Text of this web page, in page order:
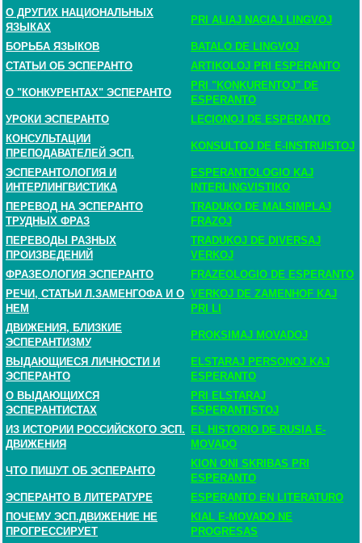
О ДРУГИХ НАЦИОНАЛЬНЫХ
ЯЗЫКАХ
PRI ALIAJ NACIAJ LINGVOJ
БОРЬБА ЯЗЫКОВ
BATALO DE LINGVOJ
СТАТЬИ ОБ ЭСПЕРАНТО
ARTIKOLOJ PRI ESPERANTO
О "КОНКУРЕНТАХ" ЭСПЕРАНТО
PRI "KONKURENTOJ" DE
ESPERANTO
УРОКИ ЭСПЕРАНТО
LECIONOJ DE ESPERANTO
КОНСУЛЬТАЦИИ
ПРЕПОДАВАТЕЛЕЙ ЭСП.
KONSULTOJ DE E-INSTRUISTOJ
ЭСПЕРАНТОЛОГИЯ И
ИНТЕРЛИНГВИСТИКА
ESPERANTOLOGIO KAJ
INTERLINGVISTIKO
ПЕРЕВОД НА ЭСПЕРАНТО
ТРУДНЫХ ФРАЗ
TRADUKO DE MALSIMPLAJ
FRAZOJ
ПЕРЕВОДЫ РАЗНЫХ
ПРОИЗВЕДЕНИЙ
TRADUKOJ DE DIVERSAJ
VERKOJ
ФРАЗЕОЛОГИЯ ЭСПЕРАНТО
FRAZEOLOGIO DE ESPERANTO
РЕЧИ, СТАТЬИ Л.ЗАМЕНГОФА И О
НЕМ
VERKOJ DE ZAMENHOF KAJ
PRI LI
ДВИЖЕНИЯ, БЛИЗКИЕ
ЭСПЕРАНТИЗМУ
PROKSIMAJ MOVADOJ
ВЫДАЮЩИЕСЯ ЛИЧНОСТИ И
ЭСПЕРАНТО
ELSTARAJ PERSONOJ KAJ
ESPERANTO
О ВЫДАЮЩИХСЯ
ЭСПЕРАНТИСТАХ
PRI ELSTARAJ
ESPERANTISTOJ
ИЗ ИСТОРИИ РОССИЙСКОГО ЭСП.
ДВИЖЕНИЯ
EL HISTORIO DE RUSIA E-
MOVADO
ЧТО ПИШУТ ОБ ЭСПЕРАНТО
KION ONI SKRIBAS PRI
ESPERANTO
ЭСПЕРАНТО В ЛИТЕРАТУРЕ
ESPERANTO EN LITERATURO
ПОЧЕМУ ЭСП.ДВИЖЕНИЕ НЕ
ПРОГРЕССИРУЕТ
KIAL E-MOVADO NE
PROGRESAS